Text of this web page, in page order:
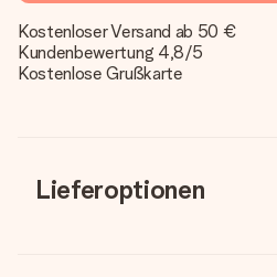
Kostenloser Versand ab 50 €
Kundenbewertung 4,8/5
Kostenlose Grußkarte
Lieferoptionen